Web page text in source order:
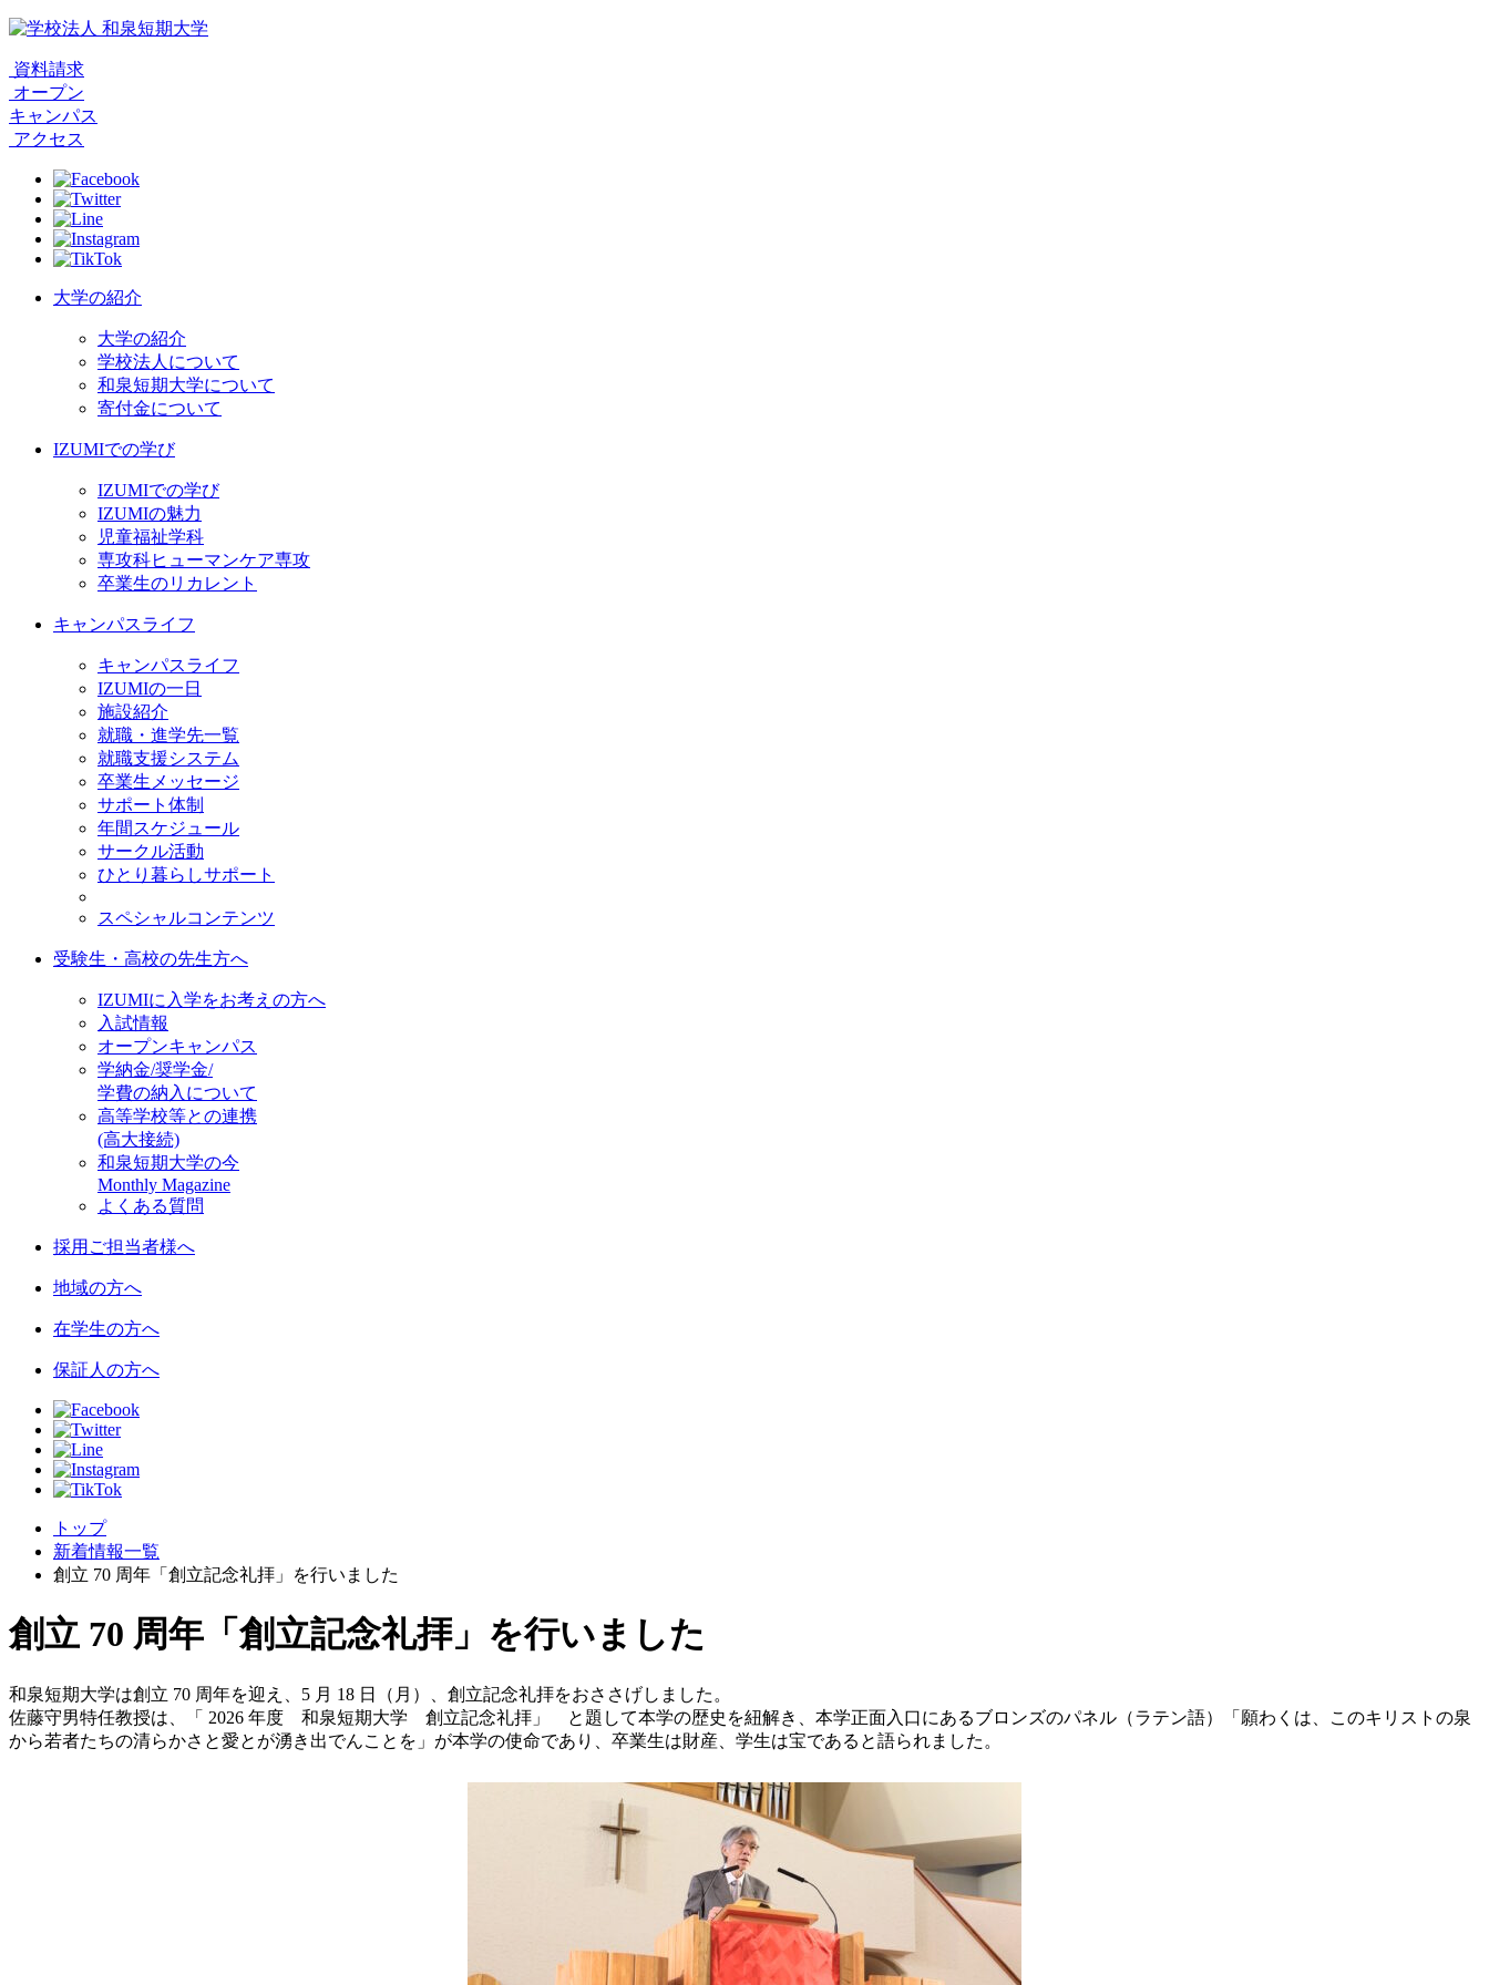
資料請求
オープン
キャンパス
アクセス
大学の紹介
大学の紹介
学校法人について
和泉短期大学について
寄付金について
IZUMIでの学び
IZUMIでの学び
IZUMIの魅力
児童福祉学科
専攻科ヒューマンケア専攻
卒業生のリカレント
キャンパスライフ
キャンパスライフ
IZUMIの一日
施設紹介
就職・進学先一覧
就職支援システム
卒業生メッセージ
サポート体制
年間スケジュール
サークル活動
ひとり暮らしサポート
スペシャルコンテンツ
受験生・高校の先生方へ
IZUMIに入学をお考えの方へ
入試情報
オープンキャンパス
学納金/奨学金/
学費の納入について
高等学校等との連携
(高大接続)
和泉短期大学の今
Monthly Magazine
よくある質問
採用ご担当者様へ
地域の方へ
在学生の方へ
保証人の方へ
トップ
新着情報一覧
創立 70 周年「創立記念礼拝」を行いました
創立 70 周年「創立記念礼拝」を行いました
和泉短期大学は創立 70 周年を迎え、5 月 18 日（月）、創立記念礼拝をおささげしました。
佐藤守男特任教授は、「 2026 年度 和泉短期大学 創立記念礼拝」 と題して本学の歴史を紐解き、本学正面入口にあるブロンズのパネル（ラテン語）「願わくは、このキリストの泉
から若者たちの清らかさと愛とが湧き出でんことを」が本学の使命であり、卒業生は財産、学生は宝であると語られました。